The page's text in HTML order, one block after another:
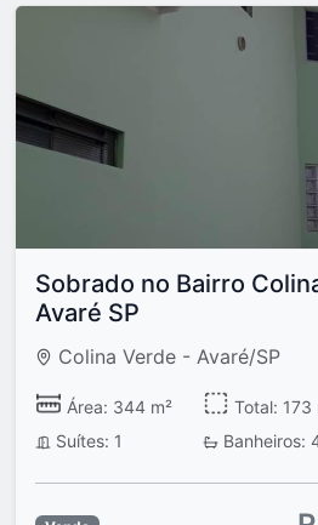
Sobrado no Bairro
Avaré SP
Colina Verde - Avaré/SP
Área: 344 m² Total: 173
Suítes: 1
Banheiros: